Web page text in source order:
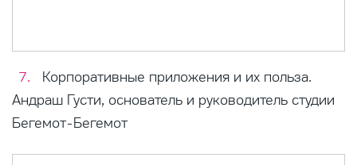
Корпоративные приложения и их польза.
Андраш Густи, основатель и руководитель студии
Бегемот-Бегемот